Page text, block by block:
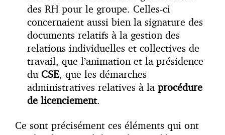
des RH pour le groupe. Celles-ci
concernaient aussi bien la signature des
documents relatifs à la gestion des
relations individuelles et collectives de
travail, que l’animation et la présidence
du CSE , que les démarches
administratives relatives à la procédure
de licenciement.
Ce sont précisément ces éléments qui ont